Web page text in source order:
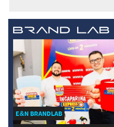
E&N BRANDLAB